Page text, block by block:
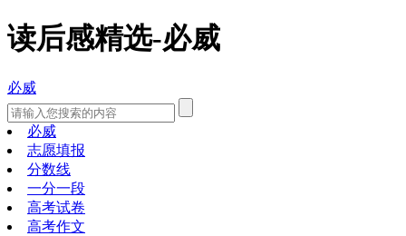
读后感精选-必威
必威
必威
志愿填报
分数线
一分一段
高考试卷
高考作文